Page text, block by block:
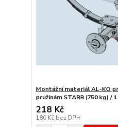
Montážní materiál AL-KO
pružinám STARR (750 kg) /
218 Kč
180 Kč bez DPH